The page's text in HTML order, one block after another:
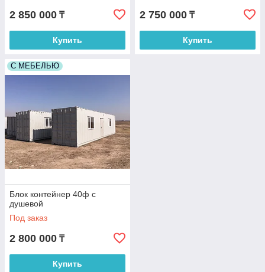
2 850 000 ₸
Купить
2 750 000 ₸
Купить
С МЕБЕЛЬЮ
Блок контейнер 40ф с
душевой
Под заказ
2 800 000 ₸
Купить